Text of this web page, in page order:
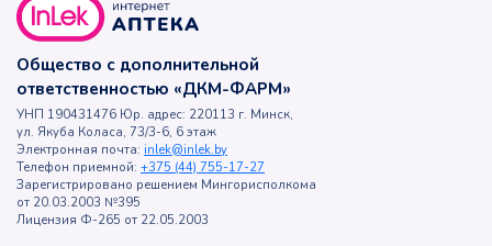
Общество с дополнительной
ответственностью «ДКМ-ФАРМ»
УНП 190431476 Юр. адрес: 220113 г. Минск,
ул. Якуба Коласа, 73/3-6, 6 этаж
Электронная почта: inlek@inlek.by
Телефон приемной: +375 (44) 755-17-27
Зарегистрировано решением Мингорисполкома
от 20.03.2003 №395
Лицензия Ф-265 от 22.05.2003